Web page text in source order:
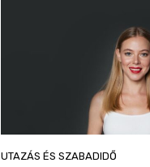
UTAZÁS ÉS SZABADIDŐ